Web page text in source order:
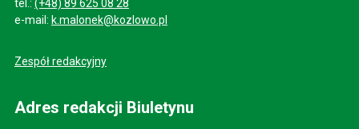
tel.: (+48) 89 625 08 28
e-mail: k.malonek@kozlowo.pl
Zespół redakcyjny
Adres redakcji Biuletynu